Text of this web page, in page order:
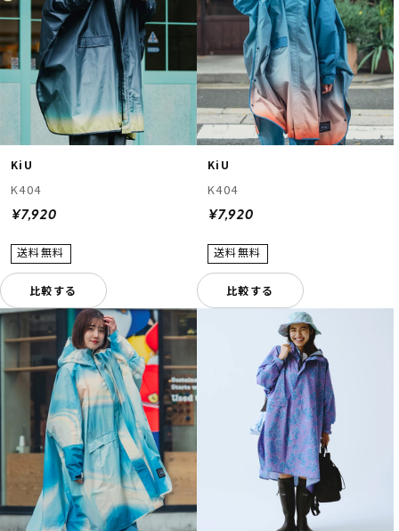
KiU
K404
¥7,920
比較する
KiU
K404
¥7,920
比較する